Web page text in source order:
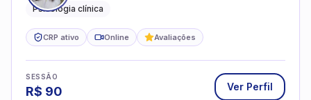
adolescentes e adultos.
Psicologia clínica
CRP ativo Online Avaliações
SESSÃO
R$ 90 Ver Perfil